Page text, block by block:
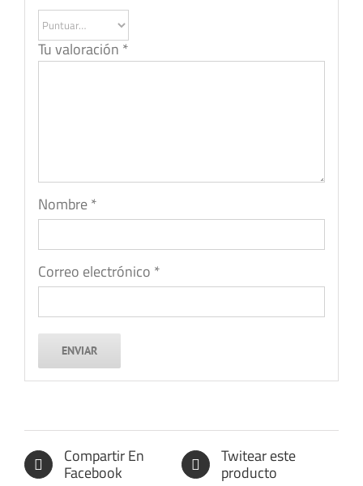
Tu valoración *
Nombre*
Correo electrónico *
Compartir En
Facebook
Twitear este
producto